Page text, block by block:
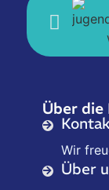
Über die
Wir
Über